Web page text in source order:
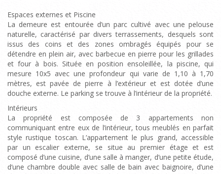
Espaces externes et Piscine
La demeure est entourée d’un parc cultivé avec une pelouse
naturelle, caractérisé par divers terrassements, desquels sont
issus des coins et des zones ombragés équipés pour se
détendre en plein air, avec barbecue en pierre pour les grillades
et four à bois. Située en position ensoleillée, la piscine, qui
mesure 10x5 avec une profondeur qui varie de 1,10 à 1,70
mètres, est pavée de pierre à l’extérieur et est dotée d’une
douche externe. Le parking se trouve à l’intérieur de la propriété.
Intérieurs
La propriété est composée de 3 appartements non
communiquant entre eux de l’intérieur, tous meublés en parfait
style rustique toscan. L’appartement le plus grand, accessible
par un escalier externe, se situe au premier étage et est
composé d’une cuisine, d’une salle à manger, d’une petite étude,
d’une chambre double avec salle de bain avec baignoire, d’une